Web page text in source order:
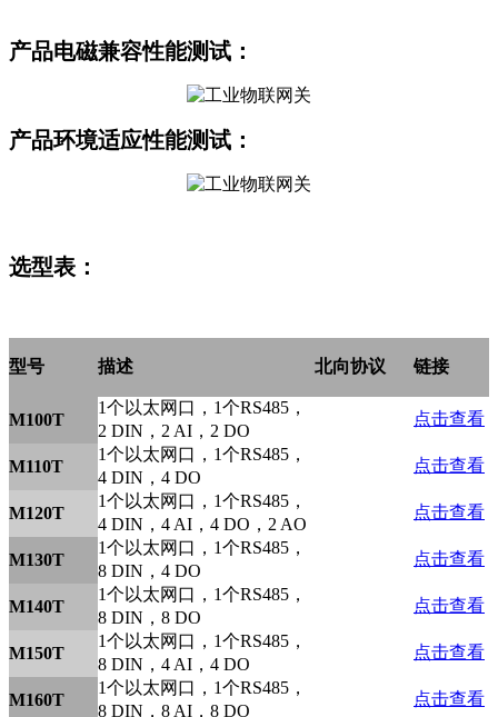
产品电磁兼容性能测试：
产品环境适应性能测试：
选型表：
型号 描述 北向协议 链接
M100T
1个以太网口，1个RS485，
2 DIN，2 AI，2 DO
点击查看
M110T
1个以太网口，1个RS485，
4 DIN，4 DO
点击查看
M120T
1个以太网口，1个RS485，
4 DIN，4 AI，4 DO，2 AO
点击查看
M130T
1个以太网口，1个RS485，
8 DIN，4 DO
点击查看
M140T
1个以太网口，1个RS485，
8 DIN，8 DO
点击查看
M150T
1个以太网口，1个RS485，
8 DIN，4 AI，4 DO
点击查看
M160T
1个以太网口，1个RS485，
8 DIN，8 AI，8 DO
点击查看